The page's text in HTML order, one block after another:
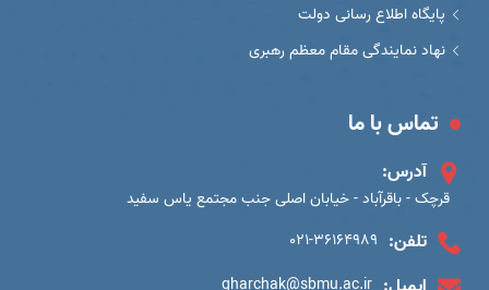
پایگاه اطلاع رسانی دولت
نهاد نمایندگی مقام معظم رهبری
تماس با ما
آدرس:
قرچک - باقرآباد - خیابان اصلی جنب مجتمع یاس سفید
تلفن: 021-36164989